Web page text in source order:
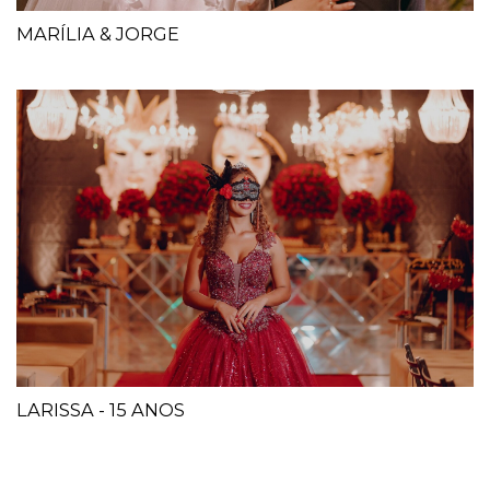
MARÍLIA & JORGE
LARISSA - 15 ANOS